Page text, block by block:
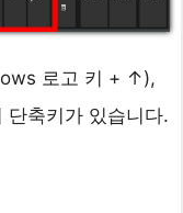
로고 키 + ↑),
축키가 있습니다.